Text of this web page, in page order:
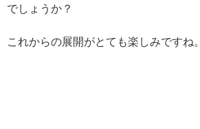
でしょうか？
これからの展開がとても楽しみですね。